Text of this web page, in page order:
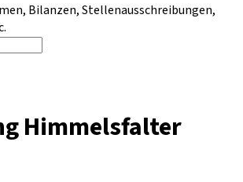
Bilanzen, Stellenausschreibungen,
Himmelsfalter